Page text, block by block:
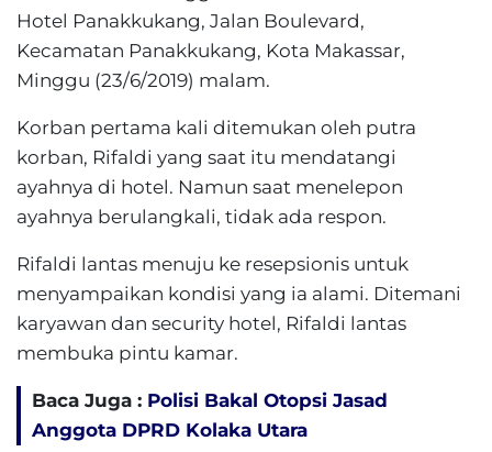
Hotel Panakkukang, Jalan Boulevard,
Kecamatan Panakkukang, Kota Makassar,
Minggu (23/6/2019) malam.
Korban pertama kali ditemukan oleh putra
korban, Rifaldi yang saat itu mendatangi
ayahnya di hotel. Namun saat menelepon
ayahnya berulangkali, tidak ada respon.
Rifaldi lantas menuju ke resepsionis untuk
menyampaikan kondisi yang ia alami. Ditemani
karyawan dan security hotel, Rifaldi lantas
membuka pintu kamar.
Baca Juga : Polisi Bakal Otopsi Jasad
Anggota DPRD Kolaka Utara